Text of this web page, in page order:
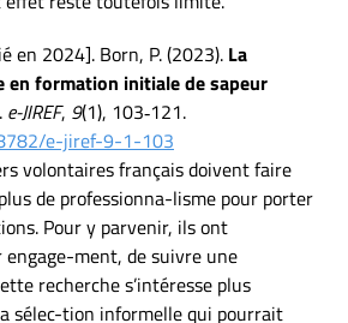
en 2024]. Born, P. (2023). La
en formation initiale de sapeur
. e-JIREF, 9(1), 103‑121.
e-jiref-9-1-103
volontaires français doivent faire
de professionna-lisme pour porter
Pour y parvenir, ils ont
engage-ment, de suivre une
recherche s’intéresse plus
sélec-tion informelle qui pourrait